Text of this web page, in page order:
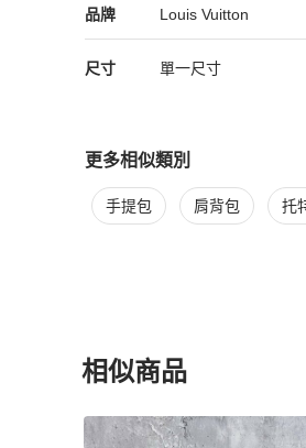
品牌
Louis Vuitton精品女包品牌介紹
Louis Vuitton
Louis Vuitton推薦清單
尺寸 單一尺寸
更多相似類別
更多Louis Vuitton女包 相似
手提包 肩背包 托
相似商品
更多相似Louis Vuitton女包推